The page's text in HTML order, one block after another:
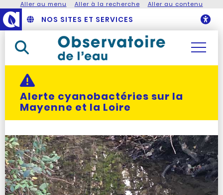
Aller au menu Aller à la recherche Aller au contenu
NOS SITES ET SERVICES
Rechercher dans le site
Actualité alerte :
Alerte cyanobactéries sur la
Mayenne et la Loire